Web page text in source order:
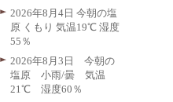
2026年8月4日 今朝の塩
原 くもり 気温19℃ 湿度
55％
2026年8月3日 今朝の
塩原 小雨/曇 気温
21℃ 湿度60％